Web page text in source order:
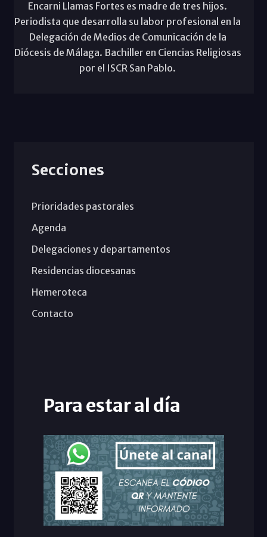
Encarni Llamas Fortes es madre de tres hijos.
Periodista que desarrolla su labor profesional en la
Delegación de Medios de Comunicación de la
Diócesis de Málaga. Bachiller en Ciencias Religiosas
por el ISCR San Pablo.
Secciones
Prioridades pastorales
Agenda
Delegaciones y departamentos
Residencias diocesanas
Hemeroteca
Contacto
Para estar al día